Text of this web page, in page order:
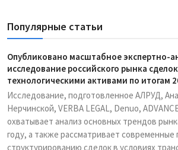
Популярные статьи
Опубликовано масштабное экспертно-
исследование российского рынка
технологическими активами по итогам
Исследование, подготовленное АЛРУД,
Нерчинской, VERBA LEGAL, Denuo,
охватывает анализ основных трендов
году, а также рассматривает современные
структурированию сделок в условиях